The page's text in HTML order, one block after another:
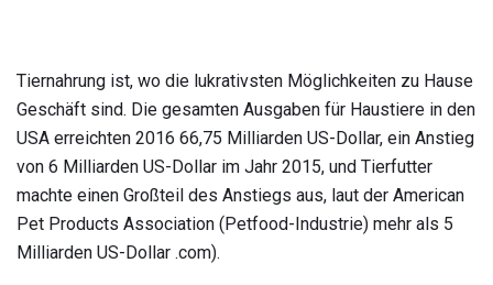
Tiernahrung ist, wo die lukrativsten Möglichkeiten zu Hause
Geschäft sind. Die gesamten Ausgaben für Haustiere in den
USA erreichten 2016 66,75 Milliarden US-Dollar, ein Anstieg
von 6 Milliarden US-Dollar im Jahr 2015, und Tierfutter
machte einen Großteil des Anstiegs aus, laut der American
Pet Products Association (Petfood-Industrie) mehr als 5
Milliarden US-Dollar .com).